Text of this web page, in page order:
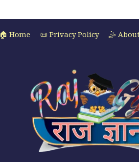
🏠 Home 📜 Privacy Policy 🤹